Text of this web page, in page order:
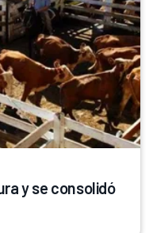
y se consolidó